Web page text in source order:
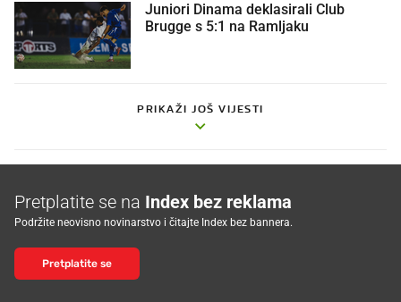
Juniori Dinama deklasirali Club
Brugge s 5:1 na Ramljaku
PRIKAŽI JOŠ VIJESTI
Pretplatite se na Index bez reklama
Podržite neovisno novinarstvo i čitajte Index bez bannera.
Pretplatite se